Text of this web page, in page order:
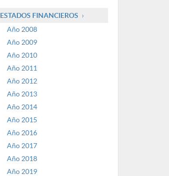
ESTADOS FINANCIEROS
Año 2008
Año 2009
Año 2010
Año 2011
Año 2012
Año 2013
Año 2014
Año 2015
Año 2016
Año 2017
Año 2018
Año 2019